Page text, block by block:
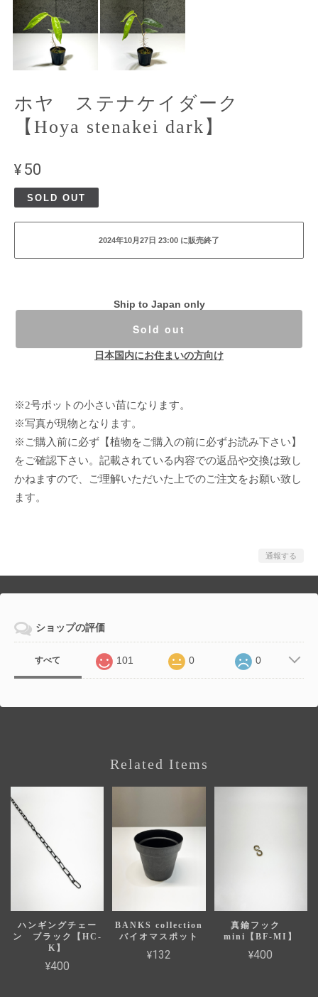
ホヤ ステナケイダーク
【Hoya stenakei dark】
¥50
SOLD OUT
2024年10月27日 23:00 に販売終了
Ship to Japan only
Sold out
日本国内にお住まいの方向け
※2号ポットの小さい苗になります。
※写真が現物となります。
※ご購入前に必ず【植物をご購入の前に必ずお読み下さい】
をご確認下さい。記載されている内容での返品や交換は致し
かねますので、ご理解いただいた上でのご注文をお願い致し
ます。
通報する
ショップの評価
すべて 101 0 0
Related Items
ハンギングチェー
ン ブラック【HC-
K】
¥400
BANKS collection
バイオマスポット
¥132
真鍮フック
mini【BF-MI】
¥400